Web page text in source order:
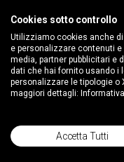
Cookies sotto controllo
Utilizziamo cookies anche
e personalizzare contenuti
media, partner pubblicitari e
dati che hai fornito usando i
personalizzare le tipologie o
maggiori dettagli:
Accetta Tutti